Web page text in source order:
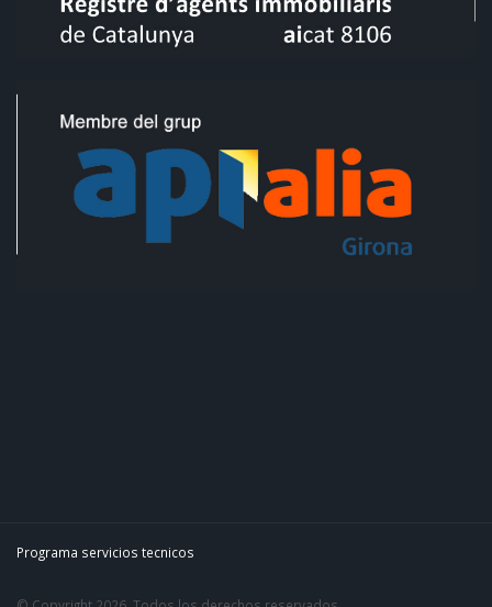
Programa servicios tecnicos